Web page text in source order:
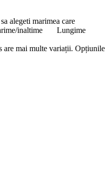
alegeti marimea care
inaltime Lungime
are mai multe variații. Opțiunile